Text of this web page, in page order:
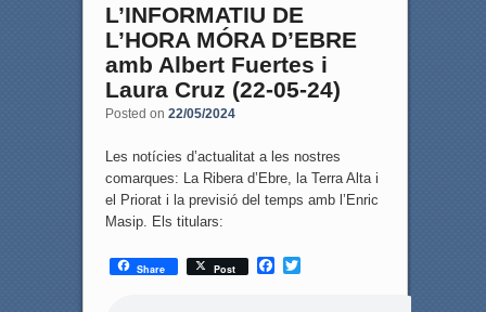
L’INFORMATIU DE
L’HORA MÓRA D’EBRE
amb Albert Fuertes i
Laura Cruz (22-05-24)
Posted on 22/05/2024
Les notícies d’actualitat a les nostres
comarques: La Ribera d’Ebre, la Terra Alta i
el Priorat i la previsió del temps amb l’Enric
Masip. Els titulars:
Share Post
F
T